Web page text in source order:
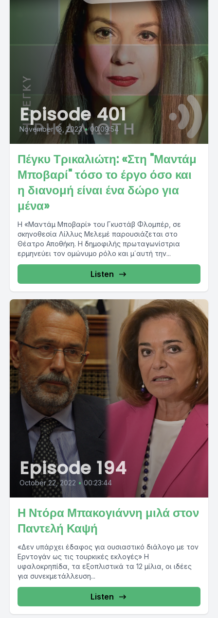
Episode 401
November 18, 2023 • 00:09:54
Πέγκυ Τρικαλιώτη: «Στη "Μαντάμ
Μποβαρί" τόσο το έργο όσο και
η διανομή είναι ένα δώρο για
μένα»
Η «Μαντάμ Μποβαρί» του Γκυστάβ Φλομπέρ, σε
σκηνοθεσία Λίλλυς Μελεμέ παρουσιάζεται στο
Θέατρο Αποθήκη. Η δημοφιλής πρωταγωνίστρια
ερμηνεύει τον ομώνυμο ρόλο και μ΄αυτή την...
Listen
Episode 194
October 22, 2022 • 00:23:44
Η Ντόρα Μπακογιάννη μιλά στον
Παντελή Καψή
«Δεν υπάρχει έδαφος για ουσιαστικό διάλογο με τον
Ερντογάν ως τις τουρκικές εκλογές» Η
υφαλοκρηπίδα, τα εξοπλιστικά τα 12 μίλια, οι ιδέες
για συνεκμετάλλευση...
Listen